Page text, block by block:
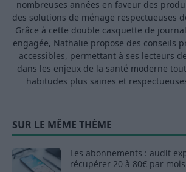
nombreuses années en faveur des
des solutions de ménage respectueuses
Grâce à cette double casquette de
engagée, Nathalie propose des conseils
accessibles, permettant à ses lecteurs
dans les enjeux de la santé moderne
habitudes plus saines et
SUR LE MÊME THÈME
Les abonnements : audit
récupérer 20 à 80€ par mois